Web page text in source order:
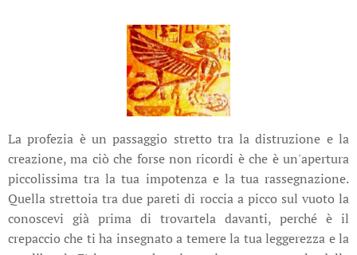
La profezia è un passaggio stretto tra la distruzione e la
creazione, ma ciò che forse non ricordi è che è un'apertura
piccolissima tra la tua impotenza e la tua rassegnazione.
Quella strettoia tra due pareti di roccia a picco sul vuoto la
conoscevi già prima di trovartela davanti, perché è il
crepaccio che ti ha insegnato a temere la tua leggerezza e la